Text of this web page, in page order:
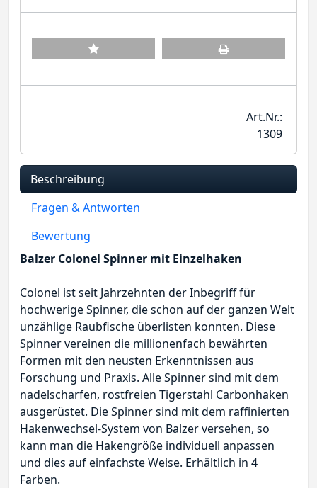
Art.Nr.:
1309
Beschreibung
Fragen & Antworten
Bewertung
Balzer Colonel Spinner mit Einzelhaken
Colonel ist seit Jahrzehnten der Inbegriff für
hochwerige Spinner, die schon auf der ganzen Welt
unzählige Raubfische überlisten konnten. Diese
Spinner vereinen die millionenfach bewährten
Formen mit den neusten Erkenntnissen aus
Forschung und Praxis. Alle Spinner sind mit dem
nadelscharfen, rostfreien Tigerstahl Carbonhaken
ausgerüstet. Die Spinner sind mit dem raffinierten
Hakenwechsel-System von Balzer versehen, so
kann man die Hakengröße individuell anpassen
und dies auf einfachste Weise. Erhältlich in 4
Farben.